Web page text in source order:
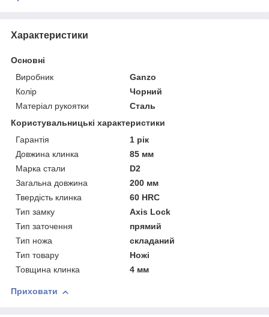
Характеристики
Основні
Виробник
Ganzo
Колір
Чорний
Матеріал рукоятки
Сталь
Користувальницькі характеристики
Гарантія
1 рік
Довжина клинка
85 мм
Марка стали
D2
Загальна довжина
200 мм
Твердість клинка
60 HRC
Тип замку
Axis Lock
Тип заточення
прямий
Тип ножа
складаний
Тип товару
Ножі
Товщина клинка
4 мм
Приховати